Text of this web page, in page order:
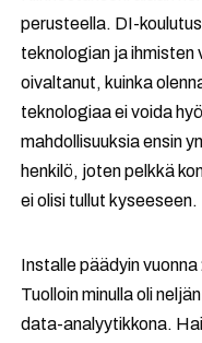
perusteella. DI-
teknologian ja ihmisten
oivaltanut, kuinka
teknologiaa ei voida
mahdollisuuksia ensin
henkilö, joten pelkkä
ei olisi tullut kyseeseen.
Installe päädyin
Tuolloin minulla oli
data-analyytikkona.